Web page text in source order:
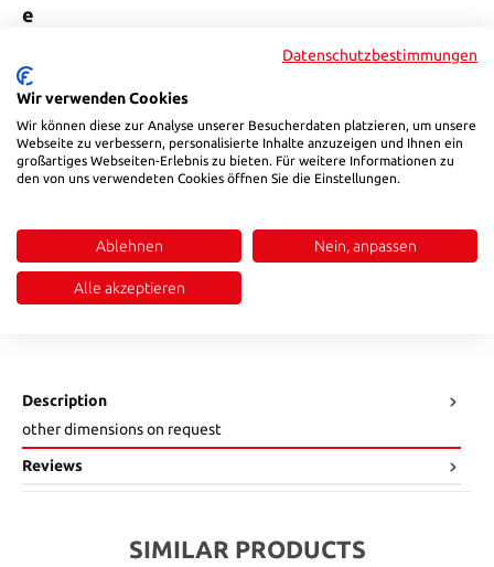
Select
e
Select
b_
43
Select
G
Product Quantity: Enter the desired amount or use the buttons to
Description
other dimensions on request
Reviews
SIMILAR PRODUCTS
Datenschutzbestimmungen
Wir verwenden Cookies
Wir können diese zur Analyse unserer Besucherdaten platzieren, um unsere
Webseite zu verbessern, personalisierte Inhalte anzuzeigen und Ihnen ein
großartiges Webseiten-Erlebnis zu bieten. Für weitere Informationen zu
den von uns verwendeten Cookies öffnen Sie die Einstellungen.
Ablehnen Nein, anpassen
Alle akzeptieren